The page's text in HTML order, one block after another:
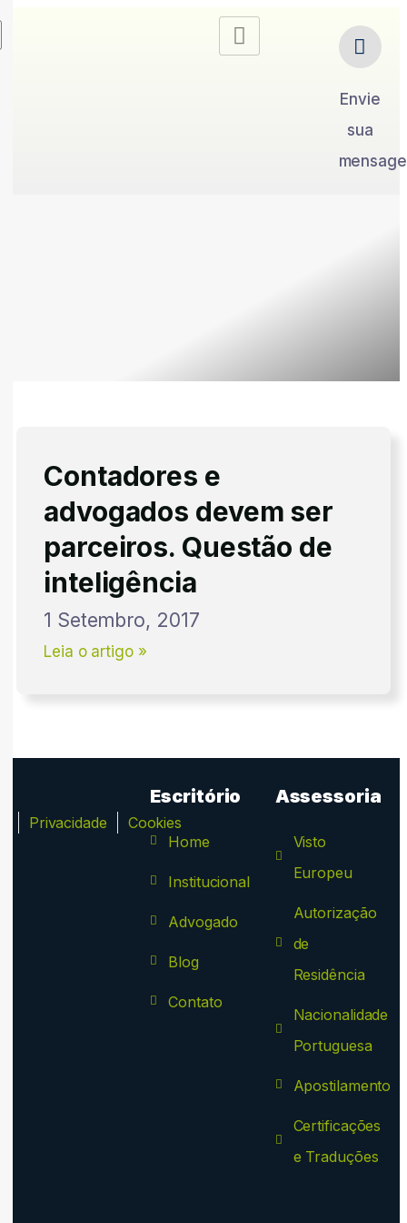
Envie
sua
Contadores e
advogados devem ser
parceiros. Questão de
inteligência
1 Setembro, 2017
Leia o artigo »
Privacidade Cookies
Escritório
Home
Institucional
Advogado
Blog
Contato
Assessoria
Visto
Europeu
Autorização
de
Residência
Nacionalidade
Portuguesa
Apostilamento
Certificações
e Traduções